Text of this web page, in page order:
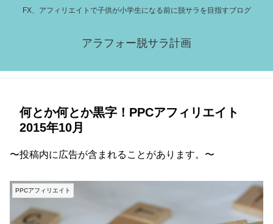
FX、アフィリエイトで子供が小学生になる前に脱サラを目指すブログ
アラフォー脱サラ計画
何とか何とか黒字！PPCアフィリエイト
2015年10月
〜投稿内に広告が含まれることがあります。〜
PPCアフィリエイト